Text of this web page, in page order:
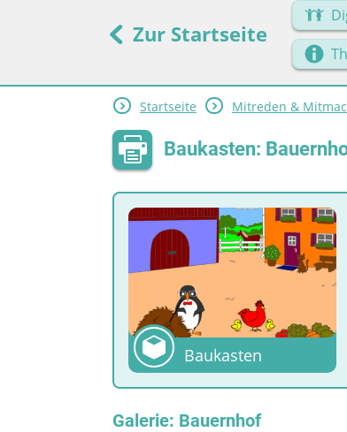
Zur Startseite
Startseite Mitreden &
Baukasten:
Baukasten
Galerie: Bauernhof